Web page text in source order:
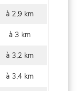
à 2,9 km
à 3 km
à 3,2 km
à 3,4 km